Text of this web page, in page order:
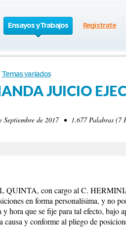
Ensayos y Trabajos Regístrate
Temas variados
JUICIO
Septiembre de 2017 • 1.677 Palabras
QUINTA, con cargo al C.
en forma personalísima, y no
hora que se fije para tal efecto, bajo
causa y conforme al pliego de